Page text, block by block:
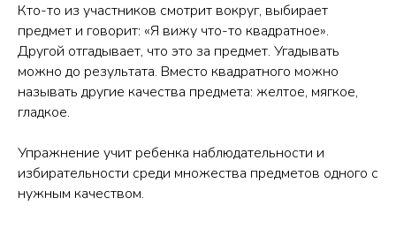
Кто-то из участников смотрит вокруг, выбирает
предмет и говорит: «Я вижу что-то квадратное».
Другой отгадывает, что это за предмет. Угадывать
можно до результата. Вместо квадратного можно
называть другие качества предмета: желтое, мягкое,
гладкое.
Упражнение учит ребенка наблюдательности и
избирательности среди множества предметов одного с
нужным качеством.